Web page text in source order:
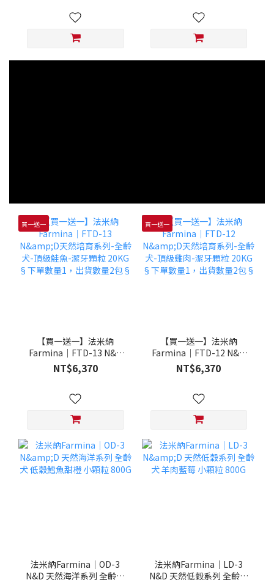
買一送一
【買一送一】法米納
Farmina｜FTD-13 N&D
天然培育系列-全齡犬-頂級
鮭魚-潔牙顆粒 20KG §下
NT$6,370
買一送一
【買一送一】法米納
Farmina｜FTD-12 N&D
天然培育系列-全齡犬-頂級
雞肉-潔牙顆粒 20KG §下
NT$6,370
法米納Farmina｜OD-3
N&D 天然海洋系列 全齡犬
法米納Farmina｜LD-3
N&D 天然低穀系列 全齡犬